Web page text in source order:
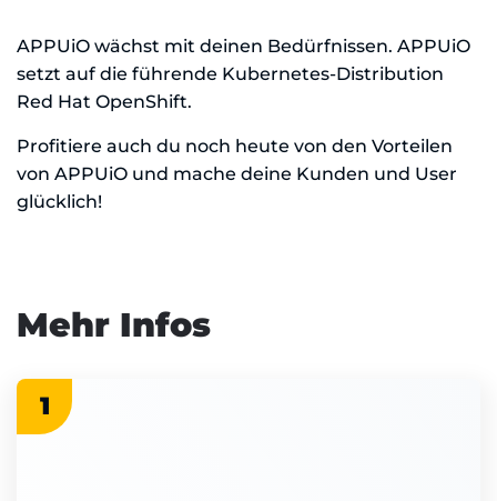
APPUiO wächst mit deinen Bedürfnissen. APPUiO
setzt auf die führende Kubernetes-Distribution
Red Hat OpenShift.
Profitiere auch du noch heute von den Vorteilen
von APPUiO und mache deine Kunden und User
glücklich!
Mehr Infos
1